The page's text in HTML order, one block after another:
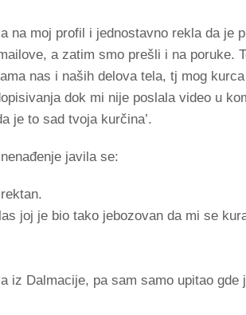
na moj profil i jednostavno rekla da je
a zatim smo prešli i na poruke.
nas i naših delova tela, tj mog
dok mi nije poslala video u
je to sad tvoja kurčina’.
javila se:
joj je bio tako jebozovan da mi se
iz Dalmacije, pa sam samo upitao gde